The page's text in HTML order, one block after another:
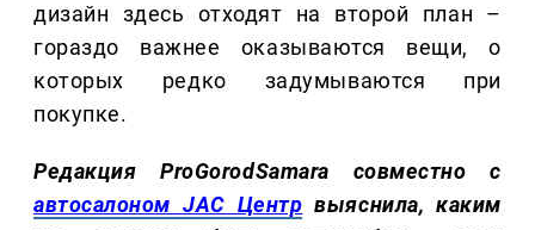
дизайн здесь отходят на второй план –
гораздо важнее оказываются вещи, о
которых редко задумываются при
покупке.
Редакция ProGorodSamara совместно с
автосалоном JAC Центр выяснила, каким